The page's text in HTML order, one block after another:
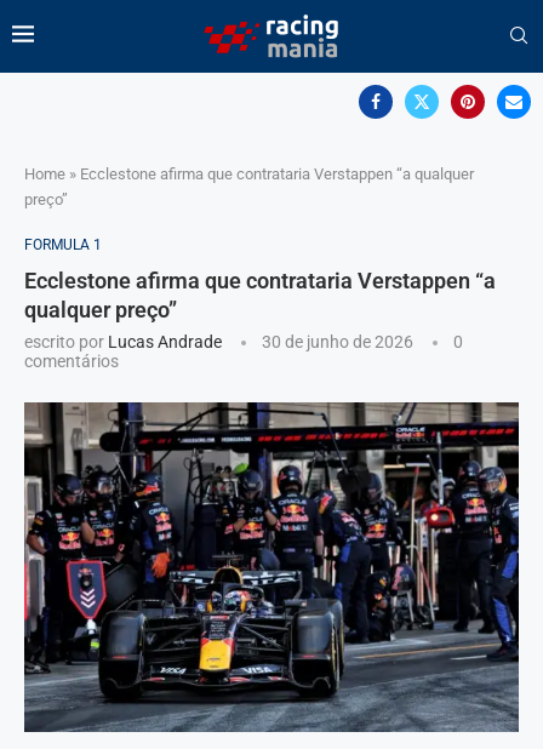
Home » Ecclestone afirma que contrataria Verstappen “a qualquer
preço”
FORMULA 1
Ecclestone afirma que contrataria Verstappen “a
qualquer preço”
escrito por Lucas Andrade 30 de junho de 2026
0
comentários